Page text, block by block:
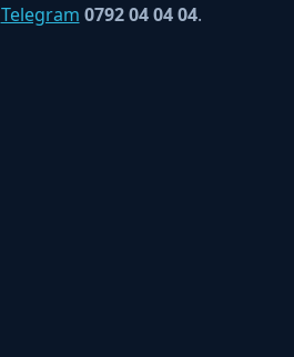
Telegram 0792 04 04 04.